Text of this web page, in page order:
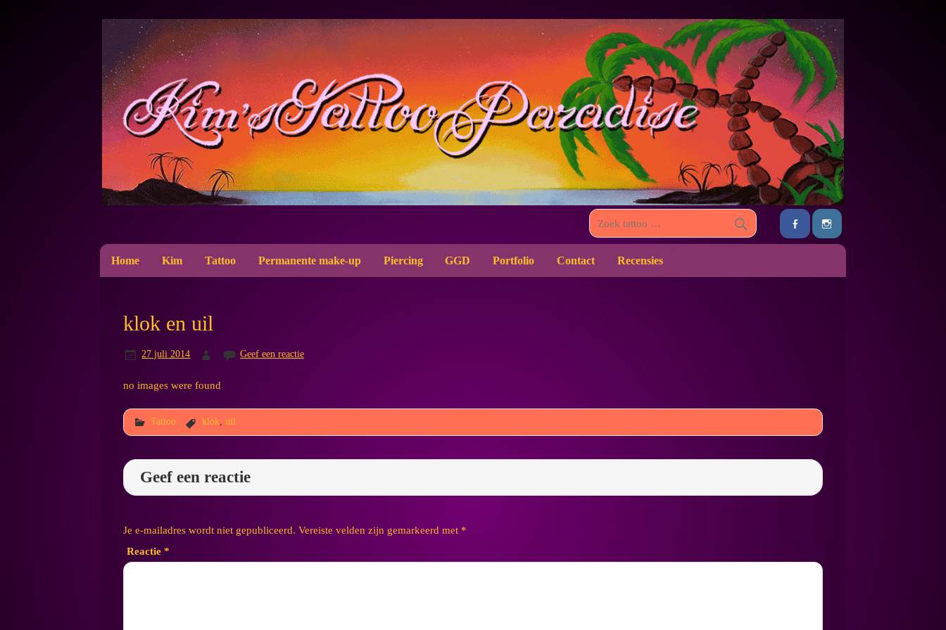
Home Kim Tattoo Permanente make-up Piercing GGD Portfolio Contact Recensies
klok en uil
27 juli 2014 Geef een reactie
no images were found
Tattoo klok ,uil
Geef een reactie
Je e-mailadres wordt niet gepubliceerd. Vereiste velden zijn gemarkeerd met *
Reactie *